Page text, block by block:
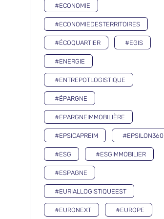
#ECONOMIE
#ECONOMIEDESTERRITOIRES
#ÉCOQUARTIER #EGIS
#ENERGIE
#ENTREPOTLOGISTIQUE
#ÉPARGNE
#EPARGNEIMMOBILIÈRE
#EPSICAPREIM #EPSILON360
#ESG #ESGIMMOBILIER
#ESPAGNE
#EURIALLOGISTIQUEEST
#EURONEXT #EUROPE